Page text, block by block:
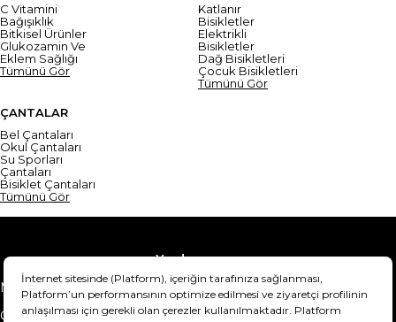
C Vitamini
Bağışıklık
Bitkisel Ürünler
Glukozamin Ve
Eklem Sağlığı
Tümünü Gör
Katlanır
Bisikletler
Elektrikli
Bisikletler
Dağ Bisikletleri
Çocuk Bisikletleri
Tümünü Gör
ÇANTALAR
Bel Çantaları
Okul Çantaları
Su Sporları
Çantaları
Bisiklet Çantaları
Tümünü Gör
Yardım
Mesafeli Satış Sözleşmesi
Teslimat Bilgisi
Gizlilik Sözleşmesi
Şartlar & Koşullar